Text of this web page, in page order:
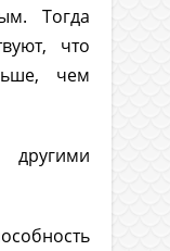
Тогда
что
чем